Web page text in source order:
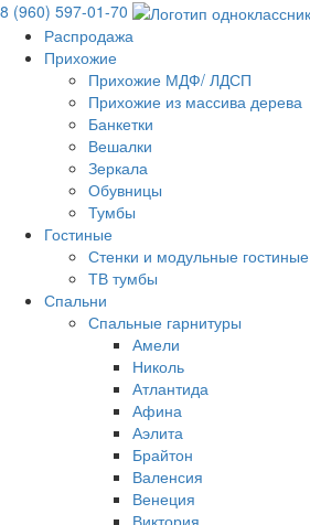
8 (960) 597-01-70
Распродажа
Прихожие
Прихожие МДФ/ ЛДСП
Прихожие из массива дерева
Банкетки
Вешалки
Зеркала
Обувницы
Тумбы
Гостиные
Стенки и модульные гостиные
ТВ тумбы
Спальни
Спальные гарнитуры
Амели
Николь
Атлантида
Афина
Аэлита
Брайтон
Валенсия
Венеция